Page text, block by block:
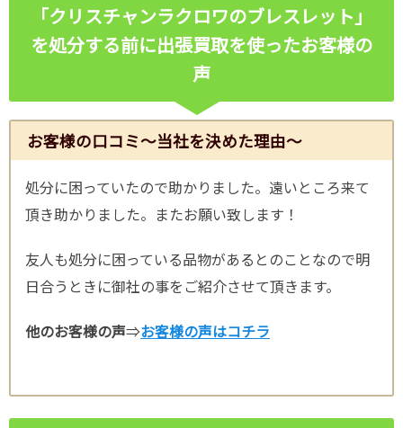
「クリスチャンラクロワのブレスレット」
を処分する前に出張買取を使ったお客様の
声
お客様の口コミ～当社を決めた理由～
処分に困っていたので助かりました。遠いところ来て
頂き助かりました。またお願い致します！
友人も処分に困っている品物があるとのことなので明
日合うときに御社の事をご紹介させて頂きます。
他のお客様の声⇒お客様の声はコチラ